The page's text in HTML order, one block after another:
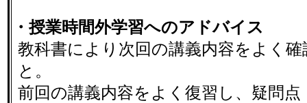
・授業時間外学習へのアドバイス
教科書により次回の講義内容をよく
と。
前回の講義内容をよく復習し、疑問